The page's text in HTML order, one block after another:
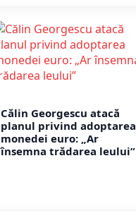
Călin Georgescu atacă
planul privind adoptarea
monedei euro: „Ar
însemna trădarea leului”